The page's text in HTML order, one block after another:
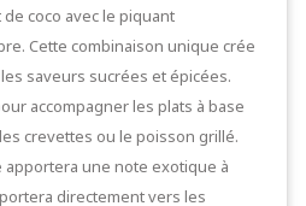
coco avec le piquant
Cette combinaison unique crée
saveurs sucrées et épicées.
accompagner les plats à base
crevettes ou le poisson grillé.
apportera une note exotique à
directement vers les